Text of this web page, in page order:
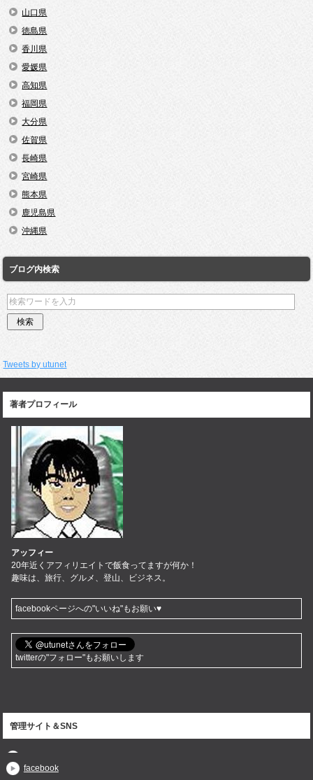
山口県
徳島県
香川県
愛媛県
高知県
福岡県
大分県
佐賀県
長崎県
宮崎県
熊本県
鹿児島県
沖縄県
ブログ内検索
Tweets by utunet
著者プロフィール
アッフィー
20年近くアフィリエイトで飯食ってますが何か！
趣味は、旅行、グルメ、登山、ビジネス。
facebookページへの"いいね"もお願い♥
twitterの"フォロー"もお願いします
管理サイト＆SNS
facebook